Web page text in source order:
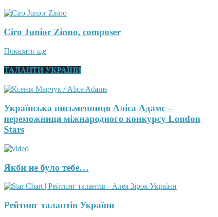
Ciro Junior Zinno, composer
Показати ще
ТАЛАНТИ УКРАЇНИ
Українська письменниця Аліса Адамс –
переможниця міжнародного конкурсу London
Stars
Якби не було тебе…
Рейтинг талантів України